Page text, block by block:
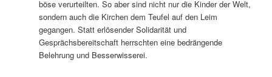
böse verurteilten. So aber sind nicht nur die Kinder der Welt,
sondern auch die Kirchen dem Teufel auf den Leim
gegangen. Statt erlösender Solidarität und
Gesprächsbereitschaft herrschten eine bedrängende
Belehrung und Besserwisserei.